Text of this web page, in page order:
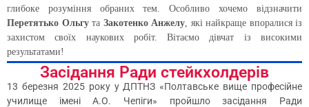
глибоке розуміння обраних тем. Особливо хочемо відзначити
Перетятько Ольгута Закотенко Анжелу , які найкраще впоралися із
захистом своїх наукових робіт. Вітаємо дівчат із високими
результатами!
Засідання Ради стейкхолдерів
13 березня 2025 року у ДПТНЗ «Полтавське вище професійне
училище імені А.О. Чепіги» пройшло засідання Ради